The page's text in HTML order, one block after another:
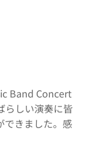
Band Concert
らしい演奏に皆
できました。感